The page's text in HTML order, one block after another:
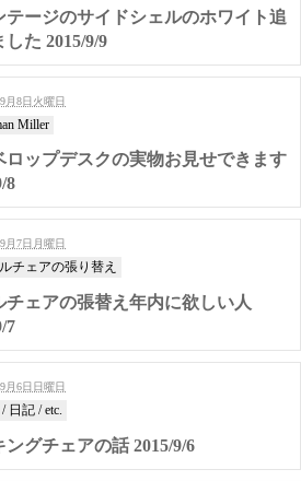
テージのサイドシェルのホワイト追
した 2015/9/9
月8日火曜日
Miller
ロップデスクの実物お見せできます
8
月7日月曜日
チェアの張り替え
チェアの張替え年内に欲しい人
7
月6日日曜日
日記 / etc.
ングチェアの話 2015/9/6